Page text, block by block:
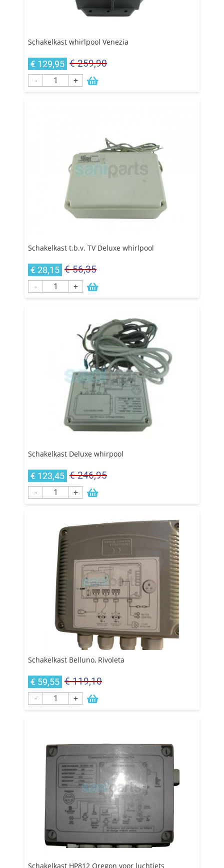
Schakelkast whirlpool Venezia
€ 129,95 € 259,90
- +
Schakelkast t.b.v. TV Deluxe whirlpool
€ 28,15 € 56,35
- +
Schakelkast Deluxe whirpool
€ 123,45 € 246,95
- +
Schakelkast Belluno, Rivoleta
€ 59,55 € 119,10
- +
Schakelkast HP812 Oregon voor luchtjets